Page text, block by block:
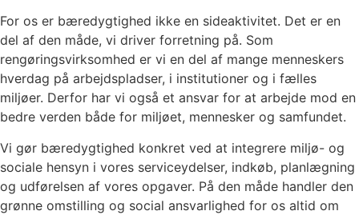
For os er bæredygtighed ikke en sideaktivitet. Det er en
del af den måde, vi driver forretning på. Som
rengøringsvirksomhed er vi en del af mange menneskers
hverdag på arbejdspladser, i institutioner og i fælles
miljøer. Derfor har vi også et ansvar for at arbejde mod en
bedre verden både for miljøet, mennesker og samfundet.
Vi gør bæredygtighed konkret ved at integrere miljø- og
sociale hensyn i vores serviceydelser, indkøb, planlægning
og udførelsen af vores opgaver. På den måde handler den
grønne omstilling og social ansvarlighed for os altid om